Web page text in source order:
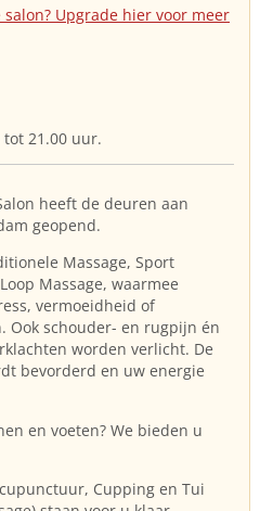
salon? Upgrade hier voor meer
21.00 uur.
heeft de deuren aan
geopend.
Massage, Sport
Massage, waarmee
vermoeidheid of
Ook schouder- en rugpijn én
worden verlicht. De
bevorderd en uw energie
en voeten? We bieden u
Cupping en Tui